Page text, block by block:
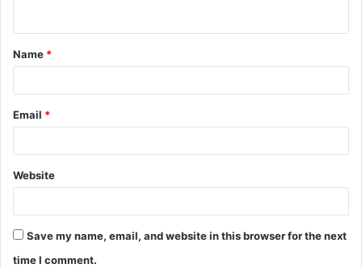
t
*
Name *
Email *
Website
Save my name, email, and website in this browser for the next
time I comment.